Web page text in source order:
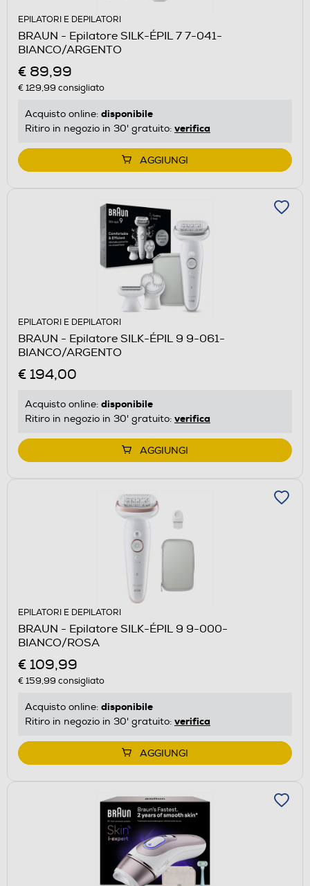
EPILATORI E DEPILATORI
BRAUN - Epilatore SILK-ÉPIL 7 7-041-
BIANCO/ARGENTO
€ 89,99
€ 129,99 consigliato
Acquisto online: disponibile
Ritiro in negozio in 30' gratuito: verifica
AGGIUNGI
EPILATORI E DEPILATORI
BRAUN - Epilatore SILK-ÉPIL 9 9-061-
BIANCO/ARGENTO
€ 194,00
Acquisto online: disponibile
Ritiro in negozio in 30' gratuito: verifica
AGGIUNGI
EPILATORI E DEPILATORI
BRAUN - Epilatore SILK-ÉPIL 9 9-000-
BIANCO/ROSA
€ 109,99
€ 159,99 consigliato
Acquisto online: disponibile
Ritiro in negozio in 30' gratuito: verifica
AGGIUNGI